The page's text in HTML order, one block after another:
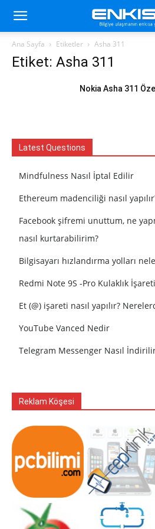
Ana Sayfa Etiketler Asha 311
Etiket: Asha 311
Nokia Asha 311
Latest Questions
Mindfulness Nasıl İptal Edilir
Ethereum madenciliği nasıl
Facebook şifremi unuttum, ne
nasıl kurtarabilirim?
Bilgisayarı hızlandırma yolları
Redmi Note 9S -Pro Kulaklık
Et (@) işareti nasıl yapılır?
YouTube Vanced Nedir
Telegram Messenger Nasıl
Reklam Köşesi